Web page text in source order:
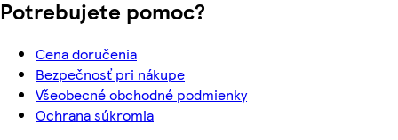
Potrebujete pomoc?
Cena doručenia
Bezpečnosť pri nákupe
Všeobecné obchodné podmienky
Ochrana súkromia